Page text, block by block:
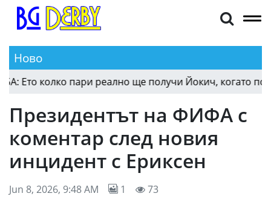
Ново
колко пари реално ще получи Йокич, когато
Президентът на ФИФА с
коментар след новия
инцидент с Ериксен
Jun 8, 2026, 9:48 AM 1 73